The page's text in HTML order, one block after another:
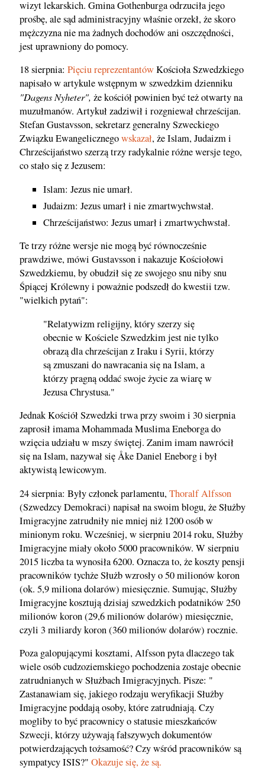
wizyt lekarskich. Gmina Gothenburga odrzuciła jego
prośbę, ale sąd administracyjny właśnie orzekł, że skoro
mężczyzna nie ma żadnych dochodów ani oszczędności,
jest uprawniony do pomocy.
18 sierpnia: Pięciu reprezentantówKościoła Szwedzkiego
napisało w artykule wstępnym w szwedzkim dzienniku
"Dagens Nyheter", że kościół powinien być też otwarty na
muzułmanów. Artykuł zadziwił i rozgniewał chrześcijan.
Stefan Gustavsson, sekretarz generalny Szweckiego
Związku Ewangelicznegowskazał, że Islam, Judaizm i
Chrześcijaństwo szerzą trzy radykalnie różne wersje tego,
co stało się z Jezusem:
Islam: Jezus nie umarł.
Judaizm: Jezus umarł i nie zmartwychwstał.
Chrześcijaństwo: Jezus umarł i zmartwychwstał.
Te trzy różne wersje nie mogą być równocześnie
prawdziwe, mówi Gustavsson i nakazuje Kościołowi
Szwedzkiemu, by obudził się ze swojego snu niby snu
Śpiącej Królewny i poważnie podszedł do kwestii tzw.
"wielkich pytań":
"Relatywizm religijny, który szerzy się
obecnie w Kościele Szwedzkim jest nie tylko
obrazą dla chrześcijan z Iraku i Syrii, którzy
są zmuszani do nawracania się na Islam, a
którzy pragną oddać swoje życie za wiarę w
Jezusa Chrystusa."
Jednak Kościół Szwedzki trwa przy swoim i 30 sierpnia
zaprosił imama Mohammada Muslima Eneborga do
wzięcia udziału w mszy świętej. Zanim imam nawrócił
się na Islam, nazywał się Åke Daniel Eneborg i był
aktywistą lewicowym.
24 sierpnia: Były członek parlamentu,Thoralf Alfsson
(Szwedzcy Demokraci) napisał na swoim blogu, że Służby
Imigracyjne zatrudniły nie mniej niż 1200 osób w
minionym roku. Wcześniej, w sierpniu 2014 roku, Służby
Imigracyjne miały około 5000 pracowników. W sierpniu
2015 liczba ta wynosiła 6200. Oznacza to, że koszty pensji
pracowników tychże Służb wzrosły o 50 milionów koron
(ok. 5,9 miliona dolarów) miesięcznie. Sumując, Służby
Imigracyjne kosztują dzisiaj szwedzkich podatników 250
milionów koron (29,6 milionów dolarów) miesięcznie,
czyli 3 miliardy koron (360 milionów dolarów) rocznie.
Poza galopującymi kosztami, Alfsson pyta dlaczego tak
wiele osób cudzoziemskiego pochodzenia zostaje obecnie
zatrudnianych w Służbach Imigracyjnych. Pisze: "
Zastanawiam się, jakiego rodzaju weryfikacji Służby
Imigracyjne poddają osoby, które zatrudniają. Czy
mogliby to być pracownicy o statusie mieszkańców
Szwecji, którzy używają fałszywych dokumentów
potwierdzających tożsamość? Czy wśród pracowników są
sympatycy ISIS?" Okazuje się, że są.